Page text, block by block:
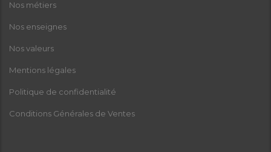
Nos métiers
Nos enseignes
Nos valeurs
Mentions légales
Politique de confidentialité
Conditions Générales de Ventes